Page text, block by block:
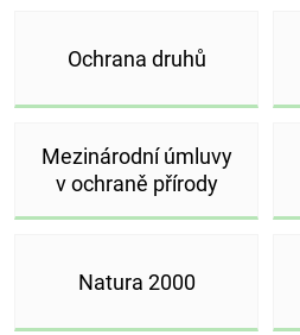
Ochrana druhů
Mezinárodní úmluvy
v ochraně přírody
Natura 2000